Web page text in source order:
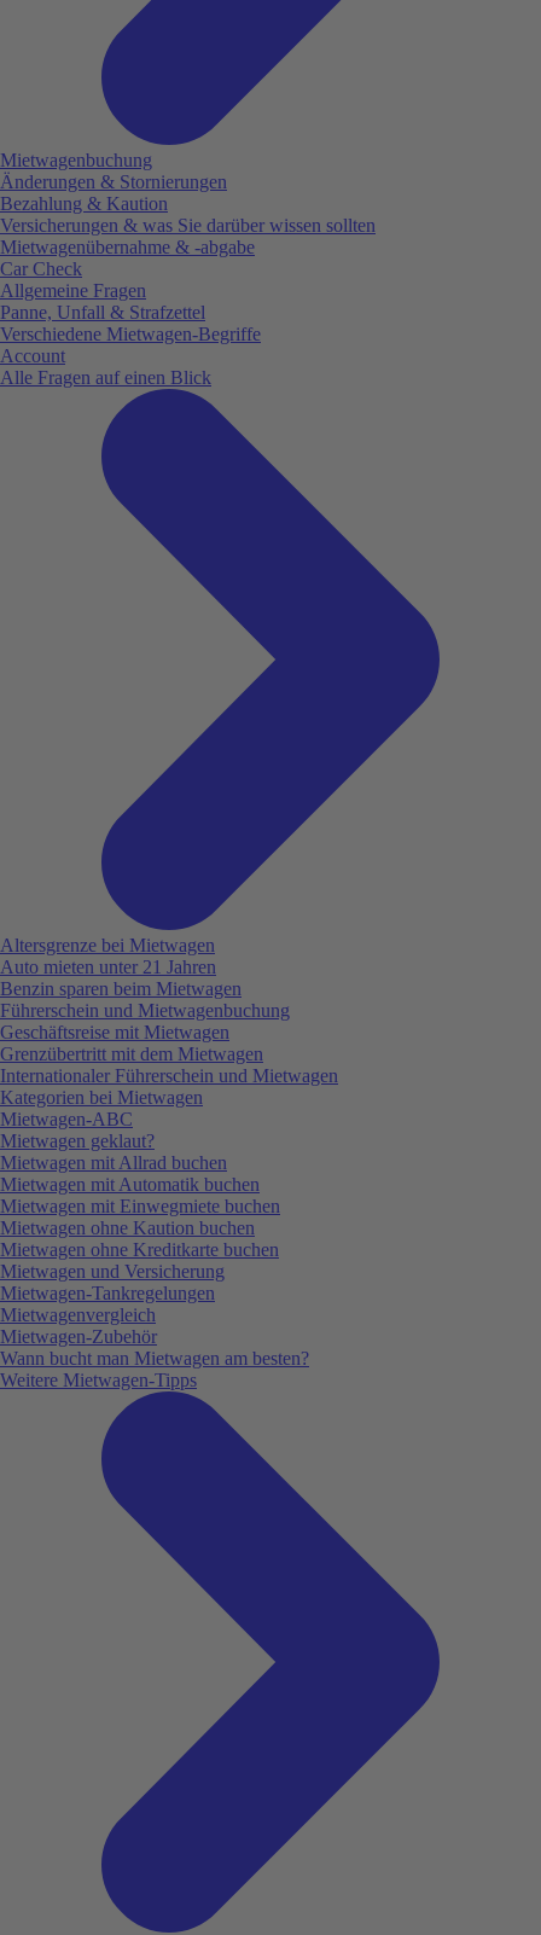
Mietwagenbuchung
Änderungen & Stornierungen
Bezahlung & Kaution
Versicherungen & was Sie darüber wissen sollten
Mietwagenübernahme & -abgabe
Car Check
Allgemeine Fragen
Panne, Unfall & Strafzettel
Verschiedene Mietwagen-Begriffe
Account
Alle Fragen auf einen Blick
Altersgrenze bei Mietwagen
Auto mieten unter 21 Jahren
Benzin sparen beim Mietwagen
Führerschein und Mietwagenbuchung
Geschäftsreise mit Mietwagen
Grenzübertritt mit dem Mietwagen
Internationaler Führerschein und Mietwagen
Kategorien bei Mietwagen
Mietwagen-ABC
Mietwagen geklaut?
Mietwagen mit Allrad buchen
Mietwagen mit Automatik buchen
Mietwagen mit Einwegmiete buchen
Mietwagen ohne Kaution buchen
Mietwagen ohne Kreditkarte buchen
Mietwagen und Versicherung
Mietwagen-Tankregelungen
Mietwagenvergleich
Mietwagen-Zubehör
Wann bucht man Mietwagen am besten?
Weitere Mietwagen-Tipps